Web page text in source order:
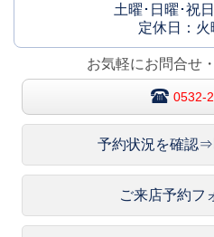
土曜･日曜･祝
定休日：火
お気軽にお問合せ
0532-
予約状況を確認⇒
ご来店予約フ